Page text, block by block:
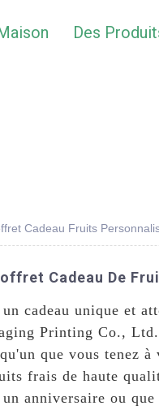
Des
Cadeau Fruits
Cadeau De
un cadeau unique et
Printing Co.,
que vous tenez
frais de haute
anniversaire ou